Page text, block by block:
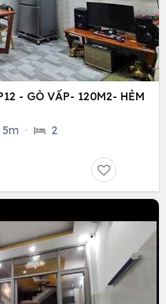
- GÒ VẤP- 120M2- HẺM
5m · 2